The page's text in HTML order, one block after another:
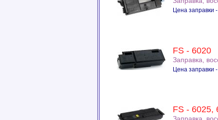
Цена заправки
FS - 6020
Заправка,
Цена заправки
FS - 6025,